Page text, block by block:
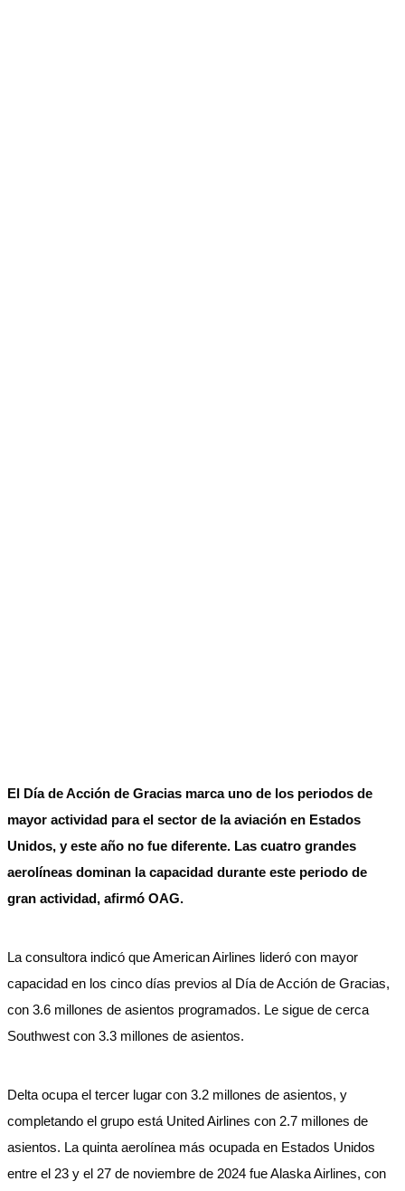
El Día de Acción de Gracias marca uno de los periodos de
mayor actividad para el sector de la aviación en Estados
Unidos, y este año no fue diferente. Las cuatro grandes
aerolíneas dominan la capacidad durante este periodo de
gran actividad, afirmó OAG.
La consultora indicó que American Airlines lideró con mayor
capacidad en los cinco días previos al Día de Acción de Gracias,
con 3.6 millones de asientos programados. Le sigue de cerca
Southwest con 3.3 millones de asientos.
Delta ocupa el tercer lugar con 3.2 millones de asientos, y
completando el grupo está United Airlines con 2.7 millones de
asientos. La quinta aerolínea más ocupada en Estados Unidos
entre el 23 y el 27 de noviembre de 2024 fue Alaska Airlines, con